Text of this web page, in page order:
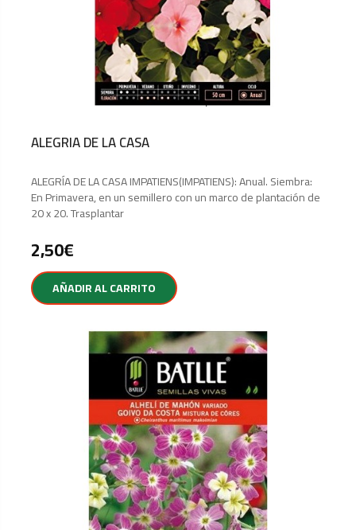
ALEGRIA DE LA CASA
ALEGRÍA DE LA CASA IMPATIENS(IMPATIENS): Anual. Siembra:
En Primavera, en un semillero con un marco de plantación de
20 x 20. Trasplantar
2,50€
AÑADIR AL CARRITO